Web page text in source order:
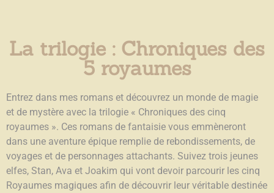
La trilogie : Chroniques des
5 royaumes
Entrez dans mes romans et découvrez un monde de magie
et de mystère avec la trilogie « Chroniques des cinq
royaumes ». Ces romans de fantaisie vous emmèneront
dans une aventure épique remplie de rebondissements, de
voyages et de personnages attachants. Suivez trois jeunes
elfes, Stan, Ava et Joakim qui vont devoir parcourir les cinq
Royaumes magiques afin de découvrir leur véritable destinée